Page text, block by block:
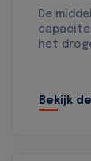
De
het
Bekijk